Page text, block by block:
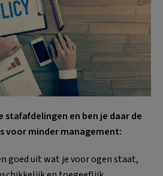
stafafdelingen en ben je daar de
voor minder management:
goed uit wat je voor ogen staat,